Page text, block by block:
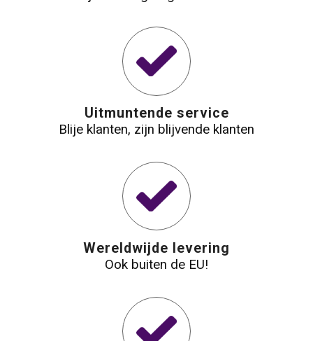
Waterbestendige tassen
Goodiebags
Uitmuntende service
Blije klanten, zijn blijvende klanten
Wereldwijde levering
Ook buiten de EU!